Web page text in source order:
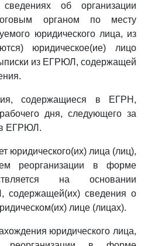
об организации
органом по месту
юридического лица, из
юридическое(ие) лицо
из ЕГРЮЛ, содержащей
содержащиеся в ЕГРН,
дня, следующего за
в ЕГРЮЛ.
юридического(их) лица (лиц),
реорганизации в форме
на основании
содержащей(их) сведения о
лице (лицах).
юридического лица,